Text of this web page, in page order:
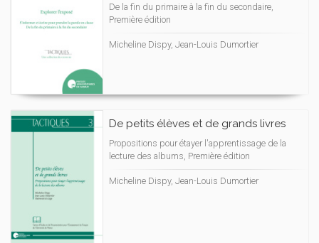
De la fin du primaire à la fin du secondaire,
Première édition
Micheline Dispy, Jean-Louis Dumortier
De petits élèves et de grands livres
Propositions pour étayer l'apprentissage de la
lecture des albums, Première édition
Micheline Dispy, Jean-Louis Dumortier